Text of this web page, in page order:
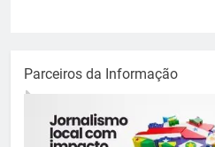
Parceiros da Informação